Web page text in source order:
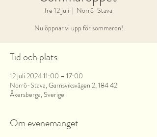
fre 12 juli
  |
Norrö-Stava
Nu öppnar vi upp för sommaren!
Tid och plats
12 juli 2024 11:00 – 17:00
Norrö-Stava, Garnsviksvägen 2, 184 42
Åkersberga, Sverige
Om evenemanget